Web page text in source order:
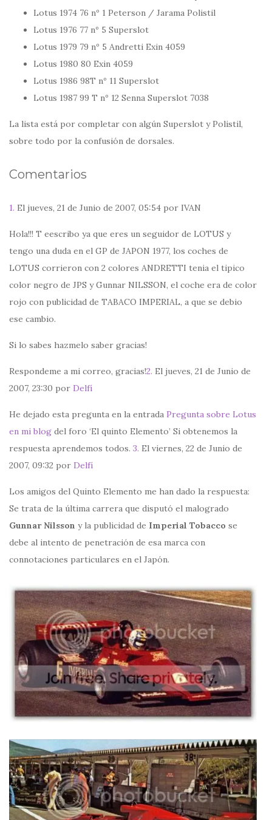
Lotus 1974 76 nº 1 Peterson / Jarama Polistil
Lotus 1976 77 nº 5 Superslot
Lotus 1979 79 nº 5 Andretti Exin 4059
Lotus 1980 80 Exin 4059
Lotus 1986 98T nº 11 Superslot
Lotus 1987 99 T nº 12 Senna Superslot 7038
La lista está por completar con algún Superslot y Polistil,
sobre todo por la confusión de dorsales.
Comentarios
1. El jueves, 21 de Junio de 2007, 05:54 por IVAN
Hola!!! T eescribo ya que eres un seguidor de LOTUS y
tengo una duda en el GP de JAPON 1977, los coches de
LOTUS corrieron con 2 colores ANDRETTI tenia el tipico
color negro de JPS y Gunnar NILSSON, el coche era de color
rojo con publicidad de TABACO IMPERIAL, a que se debio
ese cambio.
Si lo sabes hazmelo saber gracias!
Respondeme a mi correo, gracias!2. El jueves, 21 de Junio de
2007, 23:30 por Delfí
He dejado esta pregunta en la entrada Pregunta sobre Lotus
en mi blog del foro ‘El quinto Elemento’ Si obtenemos la
respuesta aprendemos todos. 3. El viernes, 22 de Junio de
2007, 09:32 por Delfí
Los amigos del Quinto Elemento me han dado la respuesta:
Se trata de la última carrera que disputó el malogrado
Gunnar Nilsson y la publicidad de Imperial Tobacco se
debe al intento de penetración de esa marca con
connotaciones particulares en el Japón.